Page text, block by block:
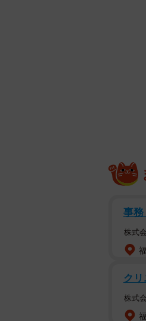
※なお
は、駅
戸・ハ
「元町
事務
株式
ク
株式